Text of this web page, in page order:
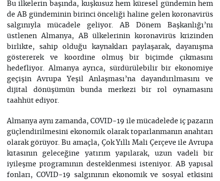
Bu ilkelerin başında, kuşkusuz hem küresel gündemin hem
de AB gündeminin birinci önceliği haline gelen koronavirüs
salgınıyla mücadele geliyor. AB Dönem Başkanlığı’nı
üstlenen Almanya, AB ülkelerinin koronavirüs krizinden
birlikte, sahip olduğu kaynakları paylaşarak, dayanışma
göstererek ve koordine olmuş bir biçimde çıkmasını
hedefliyor. Almanya ayrıca, sürdürülebilir bir ekonomiye
geçişin Avrupa Yeşil Anlaşması’na dayandırılmasını ve
dijital dönüşümün bunda merkezi bir rol oynamasını
taahhüt ediyor.
Almanya aynı zamanda, COVID-19 ile mücadelede iç pazarın
güçlendirilmesini ekonomik olarak toparlanmanın anahtarı
olarak görüyor. Bu amaçla, Çok Yıllı Mali Çerçeve ile Avrupa
kıtasının geleceğine yatırım yapılarak, uzun vadeli bir
iyileşme programının desteklenmesi isteniyor. AB yapısal
fonları, COVID-19 salgınının ekonomik ve sosyal etkisini